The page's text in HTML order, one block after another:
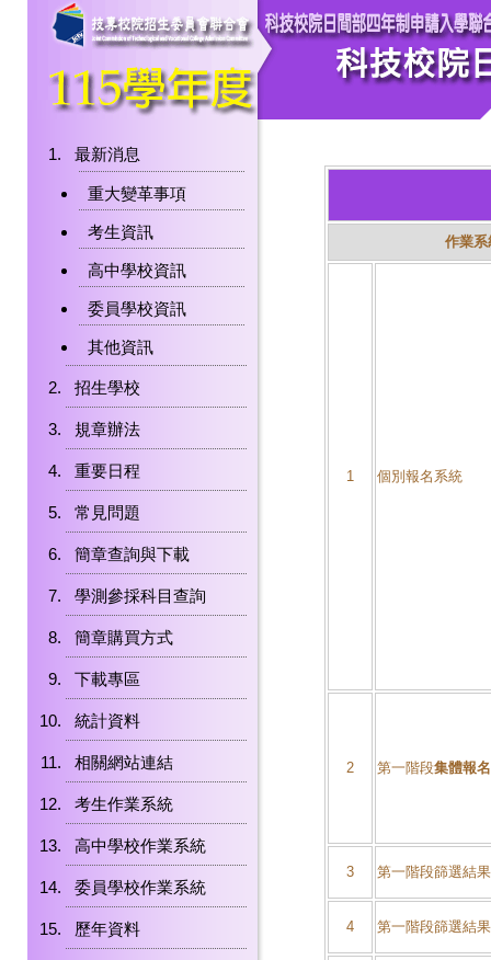
最新消息
重大變革事項
考生資訊
高中學校資訊
委員學校資訊
其他資訊
招生學校
規章辦法
重要日程
常見問題
簡章查詢與下載
學測參採科目查詢
簡章購買方式
下載專區
統計資料
相關網站連結
考生作業系統
高中學校作業系統
委員學校作業系統
歷年資料
作業系
1 個別報名系統
2 第一階段集體報名
3 第一階段篩選結
4 第一階段篩選結